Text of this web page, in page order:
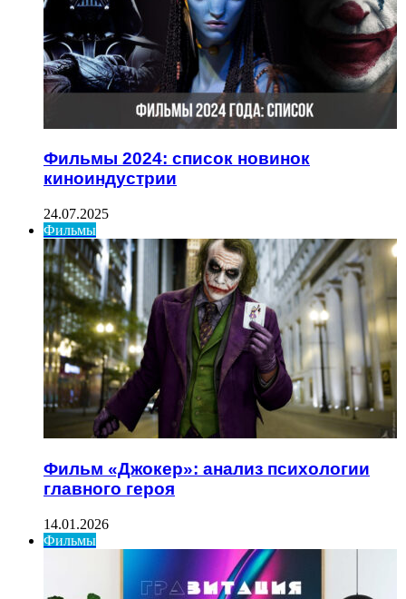
Фильмы 2024: список новинок
киноиндустрии
24.07.2025
Фильмы
Фильм «Джокер»: анализ психологии
главного героя
14.01.2026
Фильмы